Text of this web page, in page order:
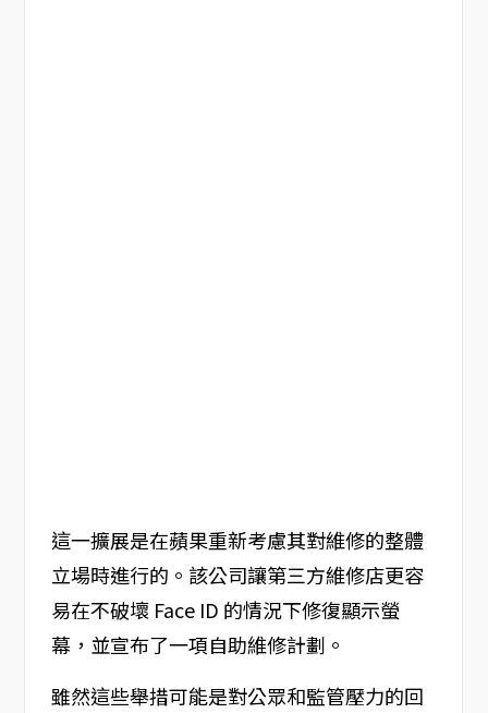
這一擴展是在蘋果重新考慮其對維修的整體
立場時進行的。該公司讓第三方維修店更容
易在不破壞 Face ID 的情況下修復顯示螢
幕，並宣布了一項自助維修計劃。
雖然這些舉措可能是對公眾和監管壓力的回